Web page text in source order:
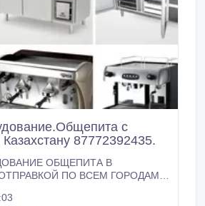
с
87772392435.
ОБЩЕПИТА В
ПО ВСЕМ ГОРОДАМ!
239-2435; +WhatsApp = ҚАЙТА